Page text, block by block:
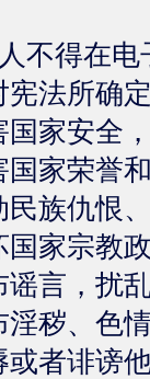
不得在
法所确定
安全，
荣誉和
仇恨、
宗教政
，扰乱
、色情
诽谤他